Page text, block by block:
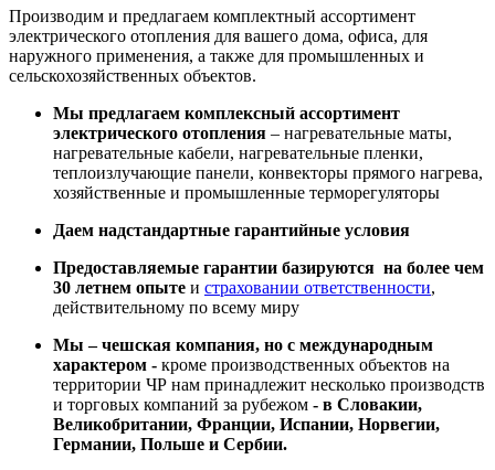
Производим и предлагаем комплектный ассортимент
электрического отопления для вашего дома, офиса, для
наружного применения, а также для промышленных и
сельскохозяйственных объектов.
Мы предлагаем комплексный ассортимент
электрического отопления – нагревательные маты,
нагревательные кабели, нагревательные пленки,
теплоизлучающие панели, конвекторы прямого нагрева,
хозяйственные и промышленные терморегуляторы
Даем надстандартные гарантийные условия
Предоставляемые гарантии базируются на более чем
30 летнем опыте и страховании ответственности,
действительному по всему миру
Мы – чешская компания, но с международным
характером - кроме производственных объектов на
территории ЧР нам принадлежит несколько производств
и торговых компаний за рубежом - в Словакии,
Великобритании, Франции, Испании, Норвегии,
Германии, Польше и Сербии.